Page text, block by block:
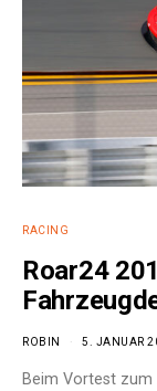
RACING
Roar24
ROBIN 5. JANUAR
Beim Vortest zum